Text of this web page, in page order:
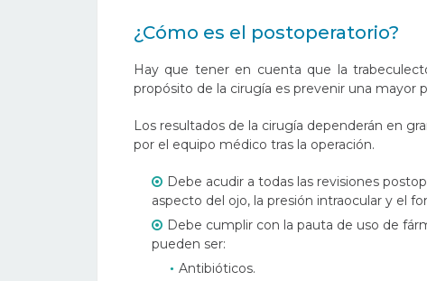
¿Cómo es el postoperatorio?
Hay que tener en cuenta que la
propósito de la cirugía es prevenir una mayor
Los resultados de la cirugía dependerán en
por el equipo médico tras la operación.
Debe acudir a todas las revisiones
aspecto del ojo, la presión intraocular y el
Debe cumplir con la pauta de uso de
pueden ser:
Antibióticos.